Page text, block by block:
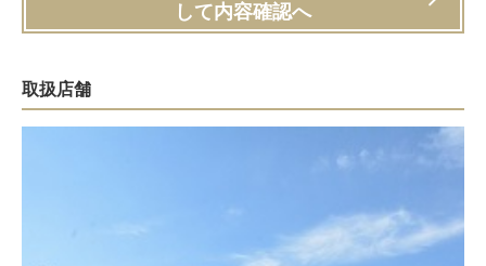
して内容確認へ
取扱店舗